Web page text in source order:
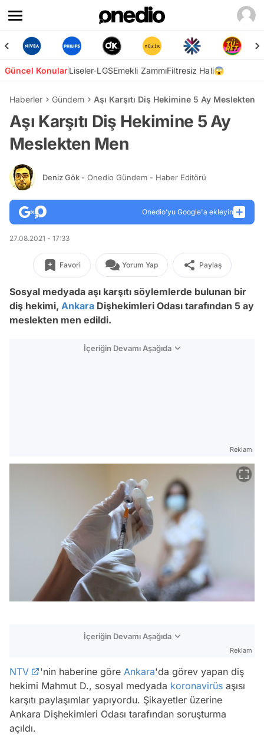
Güncel KonularLiseler-LGSEmekli ZammıFiltresiz Hali😱
Haberler Gündem Aşı Karşıtı Diş Hekimine 5 Ay Meslekten
Aşı Karşıtı Diş Hekimine 5 Ay
Meslekten Men
Deniz Gök - Onedio Gündem - Haber Editörü
Onedio’yu Google'a ekleyin
27.08.2021 - 17:33
Favori Yorum Yap Paylaş
Sosyal medyada aşı karşıtı söylemlerde bulunan bir
diş hekimi, Ankara Dişhekimleri Odası tarafından 5 ay
meslekten men edildi.
İçeriğin Devamı Aşağıda
Reklam
İçeriğin Devamı Aşağıda
Reklam
NTV 'nin haberine göre Ankara'da görev yapan diş
hekimi Mahmut D., sosyal medyada koronavirüs aşısı
karşıtı paylaşımlar yapıyordu. Şikayetler üzerine
Ankara Dişhekimleri Odası tarafından soruşturma
açıldı.